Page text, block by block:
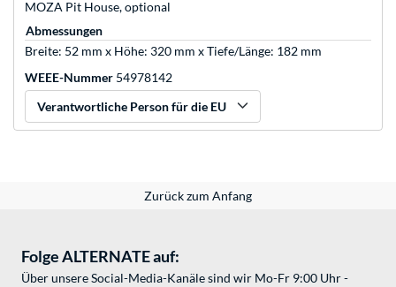
MOZA Pit House, optional
Abmessungen
Breite: 52 mm x Höhe: 320 mm x Tiefe/Länge: 182 mm
WEEE-Nummer 54978142
Verantwortliche Person für die EU
Zurück zum Anfang
Folge ALTERNATE auf:
Über unsere Social-Media-Kanäle sind wir Mo-Fr 9:00 Uhr -